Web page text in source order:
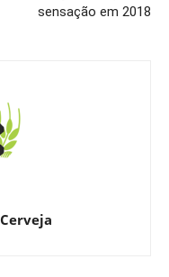
sensação em 2018